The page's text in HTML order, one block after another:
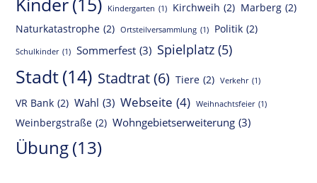
Kindergarten (1) Kirchweih (2) Marberg (2)
Naturkatastrophe (2) Ortsteilversammlung (1) Politik (2)
Schulkinder (1) Sommerfest (3) Spielplatz (5)
Stadt(14) Stadtrat (6) Tiere (2) Verkehr (1)
VR Bank (2) Wahl (3) Webseite (4) Weihnachtsfeier (1)
Weinbergstraße (2) Wohngebietserweiterung (3)
Übung(13)